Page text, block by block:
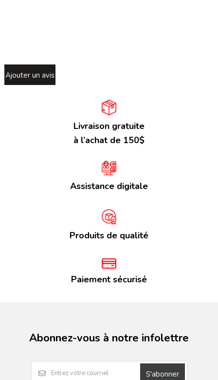
Ajouter un avis
Livraison gratuite
à l’achat de 150$
Assistance digitale
Produits de qualité
Paiement sécurisé
Abonnez-vous à notre infolettre
S'abonner